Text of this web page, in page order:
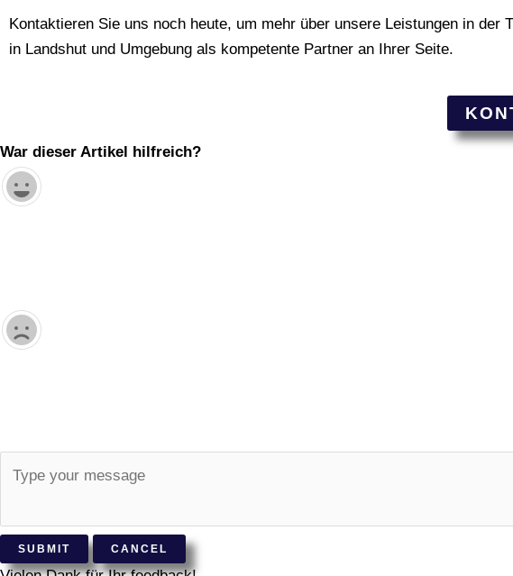
Kontaktieren Sie uns noch heute, um mehr über unsere Leistungen in
in Landshut und Umgebung als kompetente Partner an Ihrer Seite.
War dieser Artikel hilfreich?
SUBMIT CANCEL